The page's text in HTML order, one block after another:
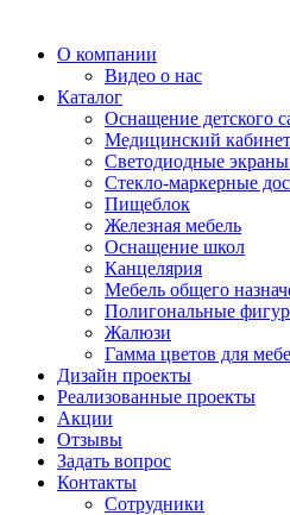
О компании
Видео о нас
Каталог
Оснащение детского
Медицинский кабинет
Светодиодные
Стекло-маркерные
Пищеблок
Железная мебель
Оснащение школ
Канцелярия
Мебель общего
Полигональные
Жалюзи
Гамма цветов для
Дизайн проекты
Реализованные проекты
Акции
Отзывы
Задать вопрос
Контакты
Сотрудники